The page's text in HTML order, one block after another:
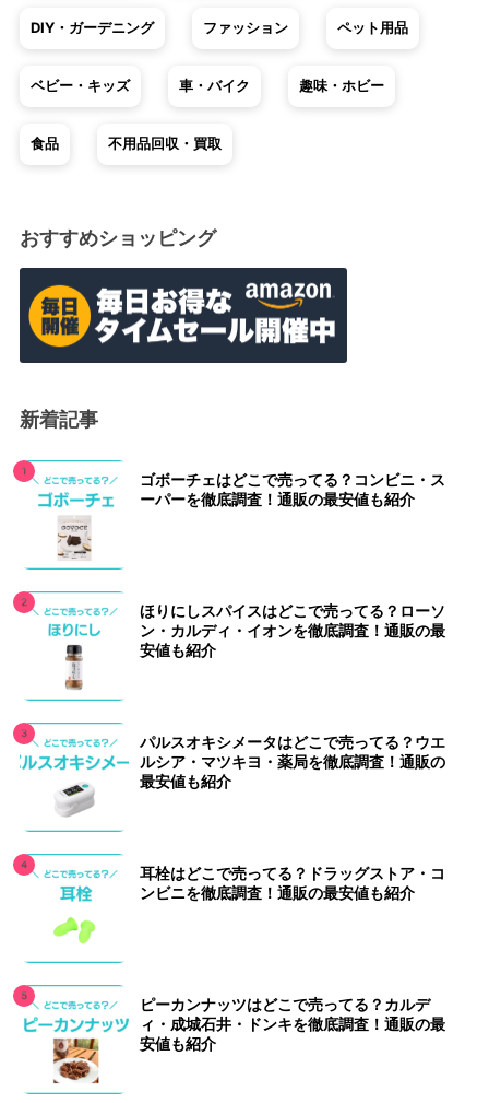
DIY・ガーデニング ファッション ペット用品
ベビー・キッズ 車・バイク 趣味・ホビー
食品 不用品回収・買取
おすすめショッピング
新着記事
ゴボーチェはどこで売ってる？コンビニ・ス
ーパーを徹底調査！通販の最安値も紹介
ほりにしスパイスはどこで売ってる？ローソ
ン・カルディ・イオンを徹底調査！通販の最
安値も紹介
パルスオキシメータはどこで売ってる？ウエ
ルシア・マツキヨ・薬局を徹底調査！通販の
最安値も紹介
耳栓はどこで売ってる？ドラッグストア・コ
ンビニを徹底調査！通販の最安値も紹介
ピーカンナッツはどこで売ってる？カルデ
ィ・成城石井・ドンキを徹底調査！通販の最
安値も紹介